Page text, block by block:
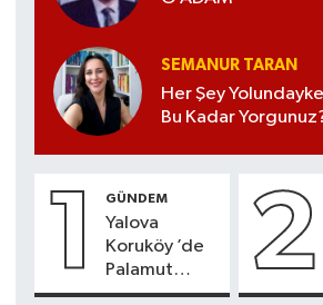
SEMANUR TARAN
Her Şey
Bu Kadar
1 GÜNDEM
Yalova
Koruköy ’de
Palamut
Sezonu
2